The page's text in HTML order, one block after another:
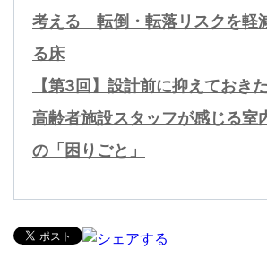
考える 転倒・転落リスクを軽
る床
【第3回】設計前に抑えておき
高齢者施設スタッフが感じる室
の「困りごと」